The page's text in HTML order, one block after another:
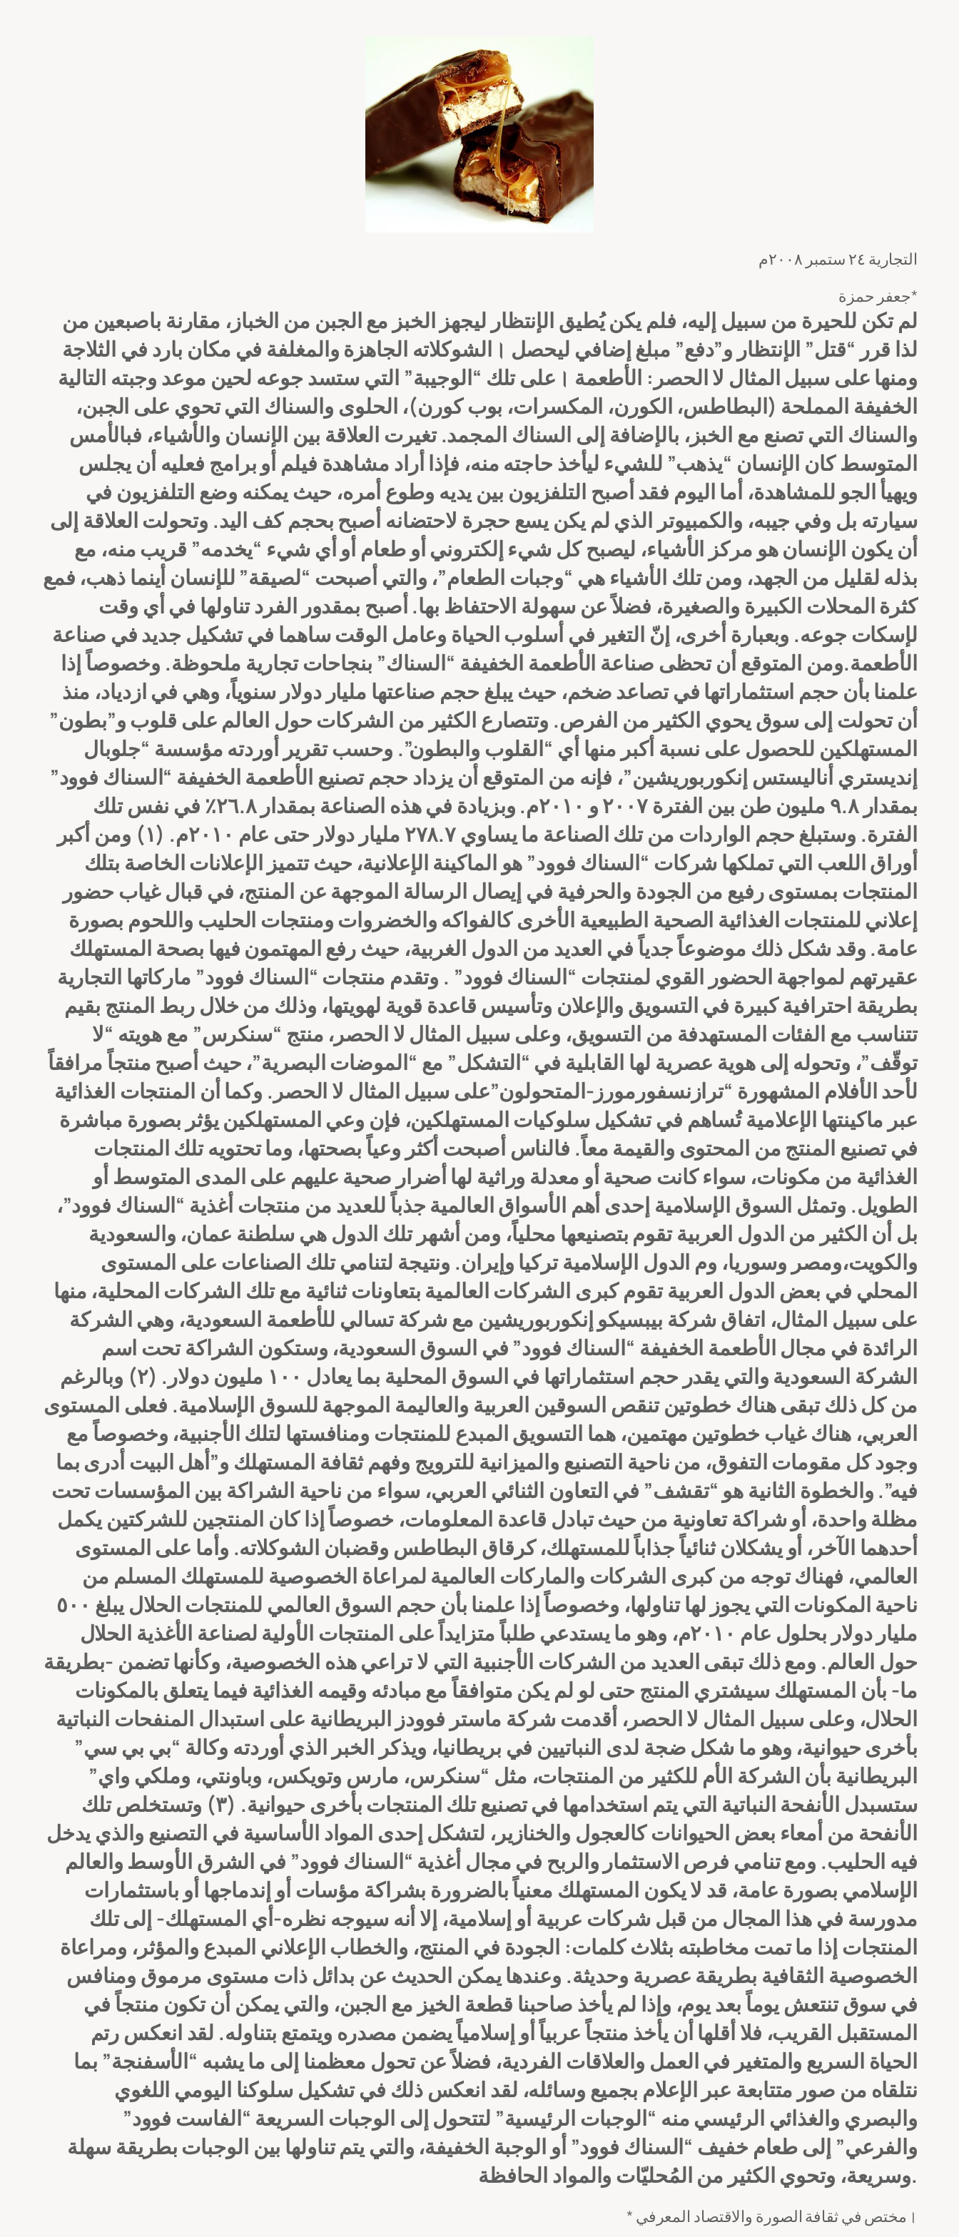
التجارية ٢٤ ستمبر ٢٠٠٨م
جعفر حمزة*
لم تكن للحيرة من سبيل إليه، فلم يكن يُطيق الإنتظار ليجهز الخبز مع الجبن من الخباز، مقارنة باصبعين من
الشوكلاته الجاهزة والمغلفة في مكان بارد في الثلاجة। لذا قرر “قتل” الإنتظار و”دفع” مبلغ إضافي ليحصل
على تلك “الوجيبة” التي ستسد جوعه لحين موعد وجبته التالية।
ومنها على سبيل المثال لا الحصر: الأطعمة
الخفيفة المملحة (البطاطس، الكورن، المكسرات، بوب كورن)، الحلوى والسناك التي تحوي على الجبن،
والسناك التي تصنع مع الخبز، بالإضافة إلى السناك المجمد. تغيرت العلاقة بين الإنسان والأشياء، فبالأمس
المتوسط كان الإنسان “يذهب” للشيء ليأخذ حاجته منه، فإذا أراد مشاهدة فيلم أو برامج فعليه أن يجلس
ويهيأ الجو للمشاهدة، أما اليوم فقد أصبح التلفزيون بين يديه وطوع أمره، حيث يمكنه وضع التلفزيون في
سيارته بل وفي جيبه، والكمبيوتر الذي لم يكن يسع حجرة لاحتضانه أصبح بحجم كف اليد. وتحولت العلاقة إلى
أن يكون الإنسان هو مركز الأشياء، ليصبح كل شيء إلكتروني أو طعام أو أي شيء “يخدمه” قريب منه، مع
بذله لقليل من الجهد، ومن تلك الأشياء هي “وجبات الطعام”، والتي أصبحت “لصيقة” للإنسان أينما ذهب، فمع
كثرة المحلات الكبيرة والصغيرة، فضلاً عن سهولة الاحتفاظ بها. أصبح بمقدور الفرد تناولها في أي وقت
لإسكات جوعه. وبعبارة أخرى، إنّ التغير في أسلوب الحياة وعامل الوقت ساهما في تشكيل جديد في صناعة
الأطعمة.ومن المتوقع أن تحظى صناعة الأطعمة الخفيفة “السناك” بنجاحات تجارية ملحوظة. وخصوصاً إذا
علمنا بأن حجم استثماراتها في تصاعد ضخم، حيث يبلغ حجم صناعتها مليار دولار سنوياً، وهي في ازدياد، منذ
أن تحولت إلى سوق يحوي الكثير من الفرص. وتتصارع الكثير من الشركات حول العالم على قلوب و”بطون”
المستهلكين للحصول على نسبة أكبر منها أي “القلوب والبطون”. وحسب تقرير أوردته مؤسسة “جلوبال
إنديستري أناليستس إنكوربوريشين”، فإنه من المتوقع أن يزداد حجم تصنيع الأطعمة الخفيفة “السناك فوود”
بمقدار ٩.٨ مليون طن بين الفترة ٢٠٠٧ و ٢٠١٠م. وبزيادة في هذه الصناعة بمقدار ٢٦.٨٪ في نفس تلك
الفترة. وستبلغ حجم الواردات من تلك الصناعة ما يساوي ٢٧٨.٧ مليار دولار حتى عام ٢٠١٠م. (١)
ومن أكبر
أوراق اللعب التي تملكها شركات “السناك فوود” هو الماكينة الإعلانية، حيث تتميز الإعلانات الخاصة بتلك
المنتجات بمستوى رفيع من الجودة والحرفية في إيصال الرسالة الموجهة عن المنتج، في قبال غياب حضور
إعلاني للمنتجات الغذائية الصحية الطبيعية الأخرى كالفواكه والخضروات ومنتجات الحليب واللحوم بصورة
عامة. وقد شكل ذلك موضوعاً جدياً في العديد من الدول الغربية، حيث رفع المهتمون فيها بصحة المستهلك
عقيرتهم لمواجهة الحضور القوي لمنتجات “السناك فوود” . وتقدم منتجات “السناك فوود” ماركاتها التجارية
بطريقة احترافية كبيرة في التسويق والإعلان وتأسيس قاعدة قوية لهويتها، وذلك من خلال ربط المنتج بقيم
تتناسب مع الفئات المستهدفة من التسويق، وعلى سبيل المثال لا الحصر، منتج “سنكرس” مع هويته “لا
توقّف”، وتحوله إلى هوية عصرية لها القابلية في “التشكل” مع “الموضات البصرية”، حيث أصبح منتجاً مرافقاً
لأحد الأفلام المشهورة “ترازنسفورمورز-المتحولون”على سبيل المثال لا الحصر. وكما أن المنتجات الغذائية
عبر ماكينتها الإعلامية تُساهم في تشكيل سلوكيات المستهلكين، فإن وعي المستهلكين يؤثر بصورة مباشرة
في تصنيع المنتج من المحتوى والقيمة معاً. فالناس أصبحت أكثر وعياً بصحتها، وما تحتويه تلك المنتجات
الغذائية من مكونات، سواء كانت صحية أو معدلة وراثية لها أضرار صحية عليهم على المدى المتوسط أو
الطويل. وتمثل السوق الإسلامية إحدى أهم الأسواق العالمية جذباً للعديد من منتجات أغذية “السناك فوود”،
بل أن الكثير من الدول العربية تقوم بتصنيعها محلياً، ومن أشهر تلك الدول هي سلطنة عمان، والسعودية
والكويت،ومصر وسوريا، وم الدول الإسلامية تركيا وإيران. ونتيجة لتنامي تلك الصناعات على المستوى
المحلي في بعض الدول العربية تقوم كبرى الشركات العالمية بتعاونات ثنائية مع تلك الشركات المحلية، منها
على سبيل المثال، اتفاق شركة بيبسيكو إنكوربوريشين مع شركة تسالي للأطعمة السعودية، وهي الشركة
الرائدة في مجال الأطعمة الخفيفة “السناك فوود” في السوق السعودية، وستكون الشراكة تحت اسم
الشركة السعودية والتي يقدر حجم استثماراتها في السوق المحلية بما يعادل ١٠٠ مليون دولار. (٢)
وبالرغم
من كل ذلك تبقى هناك خطوتين تنقص السوقين العربية والعاليمة الموجهة للسوق الإسلامية. فعلى المستوى
العربي، هناك غياب خطوتين مهتمين، هما التسويق المبدع للمنتجات ومنافستها لتلك الأجنبية، وخصوصاً مع
وجود كل مقومات التفوق، من ناحية التصنيع والميزانية للترويج وفهم ثقافة المستهلك و”أهل البيت أدرى بما
فيه”. والخطوة الثانية هو “تقشف” في التعاون الثنائي العربي، سواء من ناحية الشراكة بين المؤسسات تحت
مظلة واحدة، أو شراكة تعاونية من حيث تبادل قاعدة المعلومات، خصوصاً إذا كان المنتجين للشركتين يكمل
أحدهما الآخر، أو يشكلان ثنائياً جذاباً للمستهلك، كرقاق البطاطس وقضبان الشوكلاته. وأما على المستوى
العالمي، فهناك توجه من كبرى الشركات والماركات العالمية لمراعاة الخصوصية للمستهلك المسلم من
ناحية المكونات التي يجوز لها تناولها، وخصوصاً إذا علمنا بأن حجم السوق العالمي للمنتجات الحلال يبلغ ٥٠٠
مليار دولار بحلول عام ٢٠١٠م، وهو ما يستدعي طلباً متزايداً على المنتجات الأولية لصناعة الأغذية الحلال
حول العالم. ومع ذلك تبقى العديد من الشركات الأجنبية التي لا تراعي هذه الخصوصية، وكأنها تضمن -بطريقة
ما- بأن المستهلك سيشتري المنتج حتى لو لم يكن متوافقاً مع مبادئه وقيمه الغذائية فيما يتعلق بالمكونات
الحلال، وعلى سبيل المثال لا الحصر، أقدمت شركة ماستر فوودز البريطانية على استبدال المنفحات النباتية
بأخرى حيوانية، وهو ما شكل ضجة لدى النباتيين في بريطانيا، ويذكر الخبر الذي أوردته وكالة “بي بي سي”
البريطانية بأن الشركة الأم للكثير من المنتجات، مثل “سنكرس، مارس وتويكس، وباونتي، وملكي واي”
ستسبدل الأنفحة النباتية التي يتم استخدامها في تصنيع تلك المنتجات بأخرى حيوانية. (٣)
وتستخلص تلك
الأنفحة من أمعاء بعض الحيوانات كالعجول والخنازير، لتشكل إحدى المواد الأساسية في التصنيع والذي يدخل
فيه الحليب. ومع تنامي فرص الاستثمار والربح في مجال أغذية “السناك فوود” في الشرق الأوسط والعالم
الإسلامي بصورة عامة، قد لا يكون المستهلك معنياً بالضرورة بشراكة مؤسات أو إندماجها أو باستثمارات
مدورسة في هذا المجال من قبل شركات عربية أو إسلامية، إلا أنه سيوجه نظره-أي المستهلك- إلى تلك
المنتجات إذا ما تمت مخاطبته بثلاث كلمات: الجودة في المنتج، والخطاب الإعلاني المبدع والمؤثر، ومراعاة
الخصوصية الثقافية بطريقة عصرية وحديثة. وعندها يمكن الحديث عن بدائل ذات مستوى مرموق ومنافس
في سوق تنتعش يوماً بعد يوم، وإذا لم يأخذ صاحبنا قطعة الخيز مع الجبن، والتي يمكن أن تكون منتجاً في
المستقبل القريب، فلا أقلها أن يأخذ منتجاً عربياً أو إسلامياً يضمن مصدره ويتمتع بتناوله. لقد انعكس رتم
الحياة السريع والمتغير في العمل والعلاقات الفردية، فضلاً عن تحول معظمنا إلى ما يشبه “الأسفنجة” بما
نتلقاه من صور متتابعة عبر الإعلام بجميع وسائله، لقد انعكس ذلك في تشكيل سلوكنا اليومي اللغوي
والبصري والغذائي الرئيسي منه “الوجبات الرئيسية” لتتحول إلى الوجبات السريعة “الفاست فوود”
والفرعي” إلى طعام خفيف “السناك فوود” أو الوجبة الخفيفة، والتي يتم تناولها بين الوجبات بطريقة سهلة
وسريعة، وتحوي الكثير من المُحليّات والمواد الحافظة.
* مختص في ثقافة الصورة والاقتصاد المعرفي।